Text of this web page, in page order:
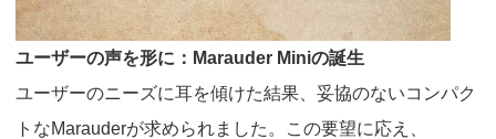
ユーザーの声を形に： Marauder Miniの誕生
ユーザーのニーズに耳を傾けた結果、妥協のないコンパク
トなMarauderが求められました。この要望に応え、